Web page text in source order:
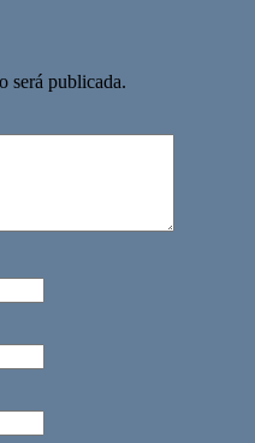
será publicada.